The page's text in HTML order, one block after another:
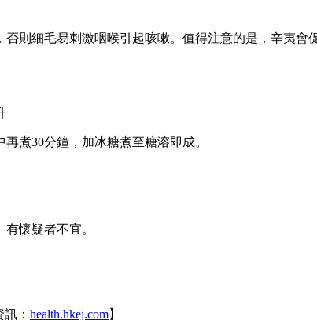
則細毛易刺激咽喉引起咳嗽。值得注意的是，辛夷
煮30分鐘，加冰糖煮至糖溶即成。
懷疑者不宜。
： health.hkej.com】